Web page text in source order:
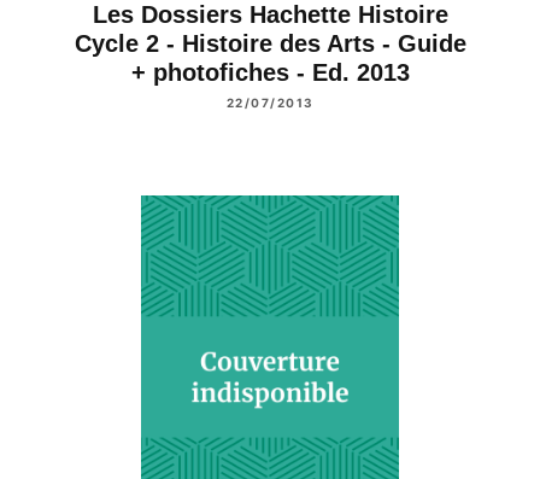
Les Dossiers Hachette Histoire
Cycle 2 - Histoire des Arts - Guide
+ photofiches - Ed. 2013
22/07/2013